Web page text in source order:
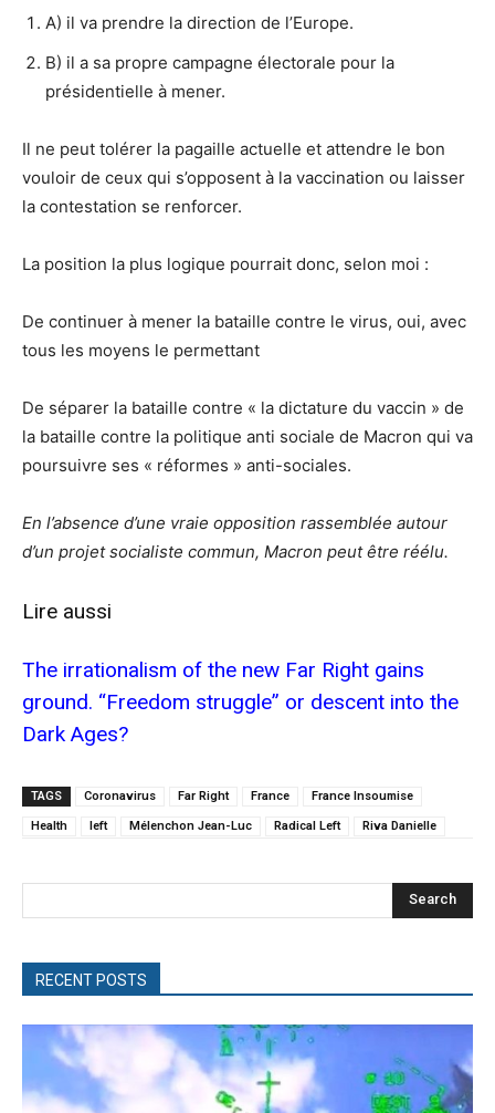
A) il va prendre la direction de l’Europe.
B) il a sa propre campagne électorale pour la
présidentielle à mener.
Il ne peut tolérer la pagaille actuelle et attendre le bon
vouloir de ceux qui s’opposent à la vaccination ou laisser
la contestation se renforcer.
La position la plus logique pourrait donc, selon moi :
De continuer à mener la bataille contre le virus, oui, avec
tous les moyens le permettant
De séparer la bataille contre « la dictature du vaccin » de
la bataille contre la politique anti sociale de Macron qui va
poursuivre ses « réformes » anti-sociales.
En l’absence d’une vraie opposition rassemblée autour
d’un projet socialiste commun, Macron peut être réélu.
Lire aussi
The irrationalism of the new Far Right gains
ground. “Freedom struggle” or descent into the
Dark Ages?
TAGS Coronavirus Far Right France France Insoumise
Health left Mélenchon Jean-Luc Radical Left Riva Danielle
Search
RECENT POSTS